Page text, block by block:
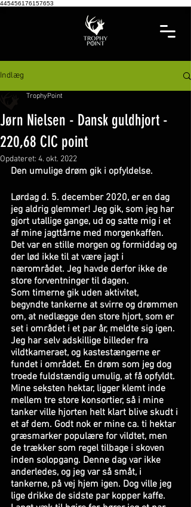
445456176157653
Indlæg
Jørn Nielsen - Dansk guldhjort -
220,68 CIC point
TrophyPoint
Opdateret: 4. okt. 2022
Den umulige drøm gik i opfyldelse.
Lørdag d. 5. december 2020, er en dag
jeg aldrig glemmer! Jeg gik, som jeg har
gjort utallige gange, ud og satte mig i et
af mine jagttårne med morgenkaffen.
Det var en stille morgen og formiddag og
der lød ikke til at være jagt i
nærområdet. Jeg havde derfor ikke de
store forventninger til dagen.
Som timerne gik uden aktivitet,
begyndte tankerne at svirre og drømmen
om, at nedlægge den store hjort, som er
set i området i et par år, meldte sig igen.
Jeg har selv adskillige billeder fra
vildtkameraet, og kastestængerne er
fundet i området. En drøm som jeg dog
troede fuldstændig umulig, at få opfyldt.
Mine seksten hektar, ligger klemt inde
mellem tre store konsortier, så i mine
tanker ville hjorten helt klart blive skudt i
et af dem. Godt nok er mine ca. ti hektar
græsmarker populære for vildtet, men
de trækker som regel tilbage i skoven
inden solopgang. Denne dag var ikke
anderledes, og jeg var så småt, i
tankerne, på vej hjem igen. Dog ville jeg
lige drikke de sidste par kopper kaffe.